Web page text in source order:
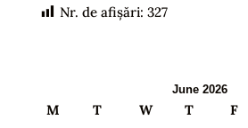
Nr. de afișări: 327
June 2026
M T W T F